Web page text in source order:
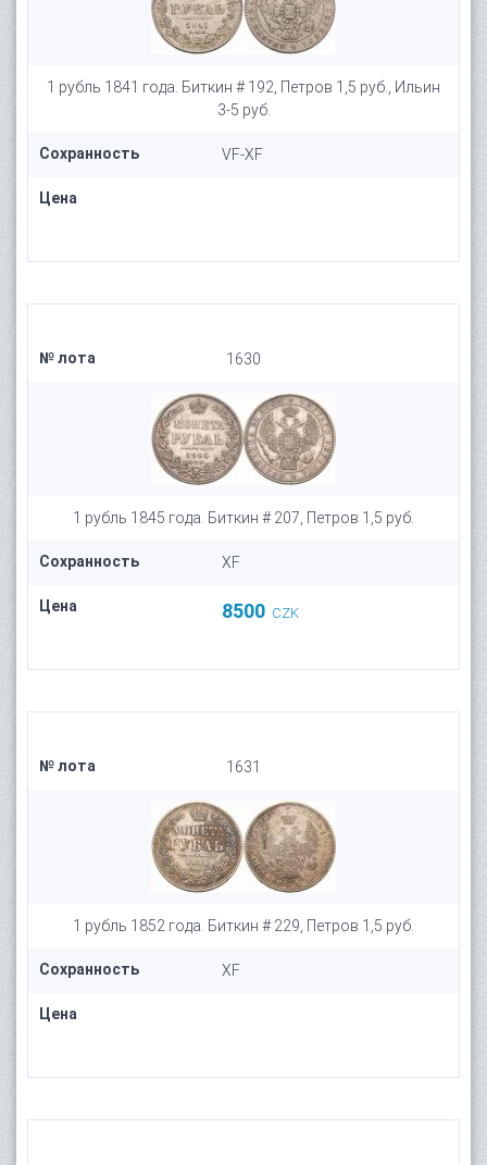
1 рубль 1841 года. Биткин # 192, Петров 1,5 руб., Ильин
3-5 руб.
Сохранность VF-XF
Цена
№ лота 1630
1 рубль 1845 года. Биткин # 207, Петров 1,5 руб.
Сохранность XF
Цена 8500 CZK
№ лота 1631
1 рубль 1852 года. Биткин # 229, Петров 1,5 руб.
Сохранность XF
Цена